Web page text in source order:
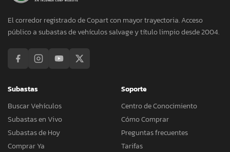
El corredor registrado de Copart con mayor trayectoria. Acceso
público a subastas de vehículos salvage y título limpio desde 2004.
Subastas
Buscar Vehículos
Subastas en Vivo
Subastas de Hoy
Comprar Ya
Soporte
Centro de Conocimiento
Cómo Comprar
Preguntas frecuentes
Tarifas